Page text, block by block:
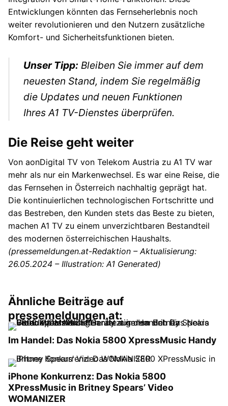
Entwicklungen könnten das Fernseherlebnis noch
weiter revolutionieren und den Nutzern zusätzliche
Komfort- und Sicherheitsfunktionen bieten.
Unser Tipp: Bleiben Sie immer auf dem
neuesten Stand, indem Sie regelmäßig
die Updates und neuen Funktionen
Ihres A1 TV-Dienstes überprüfen.
Die Reise geht weiter
Von aonDigital TV von Telekom Austria zu A1 TV war
mehr als nur ein Markenwechsel. Es war eine Reise, die
das Fernsehen in Österreich nachhaltig geprägt hat.
Die kontinuierlichen technologischen Fortschritte und
das Bestreben, den Kunden stets das Beste zu bieten,
machen A1 TV zu einem unverzichtbaren Bestandteil
des modernen österreichischen Haushalts.
(pressemeldungen.at-Redaktion – Aktualisierung:
26.05.2024 – Illustration: A1 Generated)
Ähnliche Beiträge auf
pressemeldungen.at:
Im Handel: Das Nokia 5800 XpressMusic Handy
iPhone Konkurrenz: Das Nokia 5800
XPressMusic in Britney Spears’ Video
WOMANIZER